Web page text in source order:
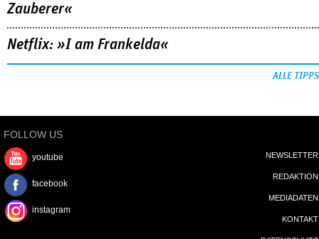
Zauberer«
Netflix: »I am Frankelda«
ALLE TIPPS
FOLLOW US
youtube
facebook
instagram
NEWSLETTER
REDAKTION
MEDIADATEN
KONTAKT